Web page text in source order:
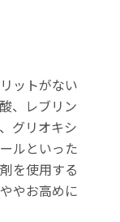
ットがない
、レブリン
グリオキシ
ルといった
を使用する
やお高めに